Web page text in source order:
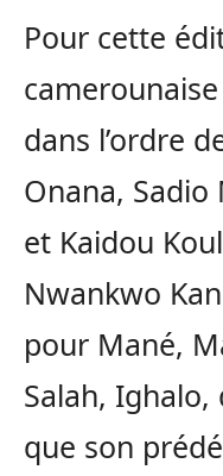
Pour cette
dans l’ordre
Onana, Sadio
et Kaidou
Nwankwo
pour Mané,
Salah,
que son